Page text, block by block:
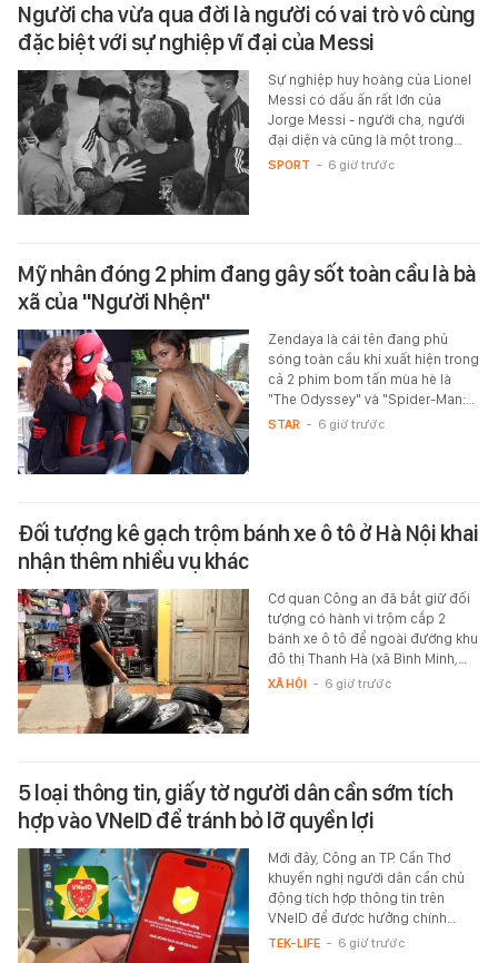
Người cha vừa qua đời là người có vai trò vô cùng
đặc biệt với sự nghiệp vĩ đại của Messi
Sự nghiệp huy hoàng của Lionel
Messi có dấu ấn rất lớn của
Jorge Messi - người cha, người
đại diện và cũng là một trong…
SPORT - 6 giờ trước
Mỹ nhân đóng 2 phim đang gây sốt toàn cầu là bà
xã của "Người Nhện"
Zendaya là cái tên đang phủ
sóng toàn cầu khi xuất hiện trong
cả 2 phim bom tấn mùa hè là
"The Odyssey" và "Spider-Man:…
STAR - 6 giờ trước
Đối tượng kê gạch trộm bánh xe ô tô ở Hà Nội khai
nhận thêm nhiều vụ khác
Cơ quan Công an đã bắt giữ đối
tượng có hành vi trộm cắp 2
bánh xe ô tô để ngoài đường khu
đô thị Thanh Hà (xã Bình Minh,…
XÃ HỘI - 6 giờ trước
5 loại thông tin, giấy tờ người dân cần sớm tích
hợp vào VNeID để tránh bỏ lỡ quyền lợi
Mới đây, Công an TP. Cần Thơ
khuyến nghị người dân cần chủ
động tích hợp thông tin trên
VNeID để được hưởng chính…
TEK-LIFE - 6 giờ trước